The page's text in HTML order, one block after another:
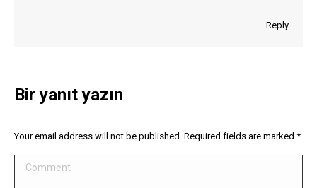
Reply
Bir yanıt yazın
Your email address will not be published. Required fields are marked *
Comment